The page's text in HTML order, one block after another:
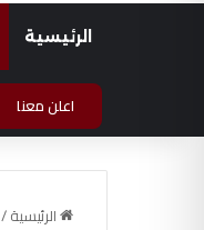
الرئيسية
اعلن معنا
الرئيسية/